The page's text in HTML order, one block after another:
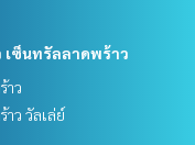
เซ็นทรัลลาดพร้าว
าว
ว วัลเล่ย์